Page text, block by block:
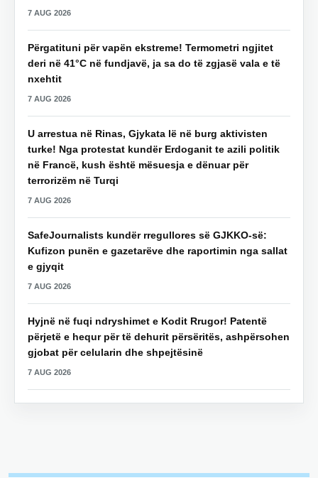
7 AUG 2026
Përgatituni për vapën ekstreme! Termometri ngjitet
deri në 41°C në fundjavë, ja sa do të zgjasë vala e të
nxehtit
7 AUG 2026
U arrestua në Rinas, Gjykata lë në burg aktivisten
turke! Nga protestat kundër Erdoganit te azili politik
në Francë, kush është mësuesja e dënuar për
terrorizëm në Turqi
7 AUG 2026
SafeJournalists kundër rregullores së GJKKO-së:
Kufizon punën e gazetarëve dhe raportimin nga sallat
e gjyqit
7 AUG 2026
Hyjnë në fuqi ndryshimet e Kodit Rrugor! Patentë
përjetë e hequr për të dehurit përsëritës, ashpërsohen
gjobat për celularin dhe shpejtësinë
7 AUG 2026